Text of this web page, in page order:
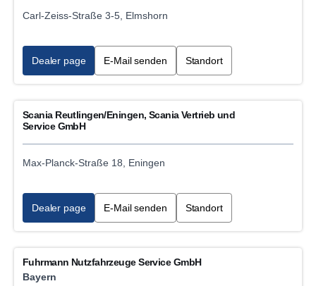
Carl-Zeiss-Straße 3-5, Elmshorn
Dealer page E-Mail senden Standort
Scania Reutlingen/Eningen, Scania Vertrieb und
Service GmbH
Max-Planck-Straße 18, Eningen
Dealer page E-Mail senden Standort
Fuhrmann Nutzfahrzeuge Service GmbH
Bayern